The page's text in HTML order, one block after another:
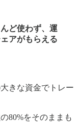
ど使わず、運
アがもらえる
きな資金でトレー
80%をそのままも